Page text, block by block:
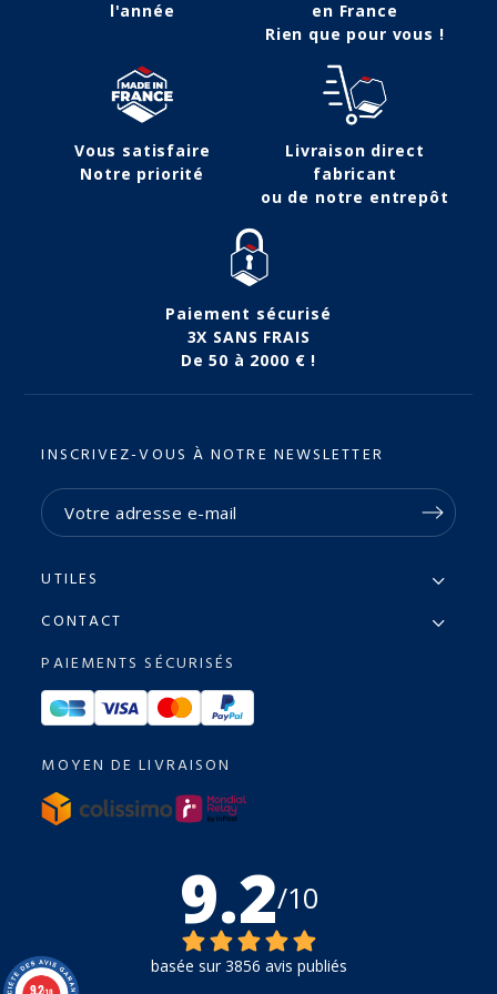
l'année
en France
Rien que pour vous !
Vous satisfaire
Notre priorité
Livraison direct
fabricant
ou de notre entrepôt
Paiement sécurisé
3X SANS FRAIS
De 50 à 2000 € !
INSCRIVEZ-VOUS À NOTRE NEWSLETTER
UTILES
CONTACT
PAIEMENTS SÉCURISÉS
MOYEN DE LIVRAISON
9.2/10
basée sur 3856 avis publiés
9.2